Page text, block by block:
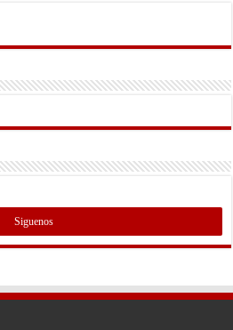
Siguenos